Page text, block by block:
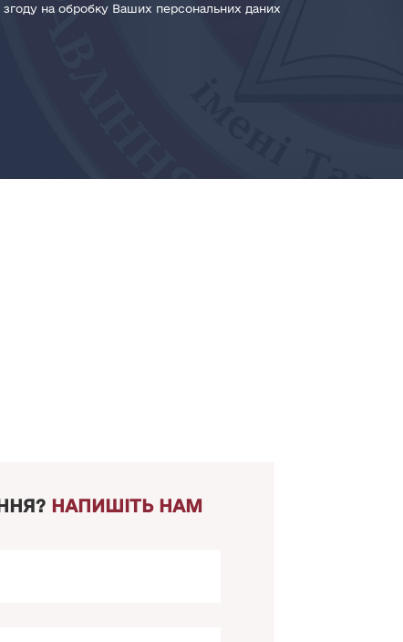
на обробку Ваших персональних даних
НАПИШІТЬ НАМ